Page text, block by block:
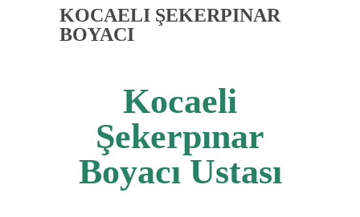
KOCAELI ŞEKERPINAR
BOYACI
Kocaeli
Şekerpınar
Boyacı Ustası